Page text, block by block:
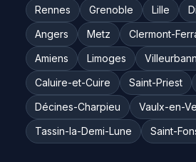
Rennes
Grenoble Lille
Angers
Metz Clermont-
Amiens
Limoges
Caluire-et-Cuire
Saint-Priest
Décines-Charpieu
Vaulx-en-
Tassin-la-Demi-Lune
Saint-